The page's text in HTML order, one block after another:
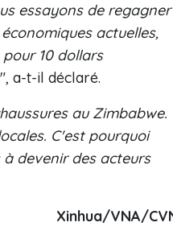
essayons de regagner
actuelles,
10 dollars
", a-t-il déclaré.
au Zimbabwe.
C'est pourquoi
devenir des acteurs
Xinhua/VNA/